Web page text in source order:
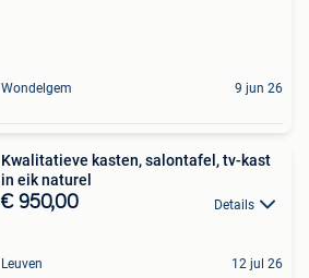
Wondelgem 9 jun 26
Kwalitatieve kasten, salontafel, tv-kast
in eik naturel
€ 950,00 Details
Leuven 12 jul 26